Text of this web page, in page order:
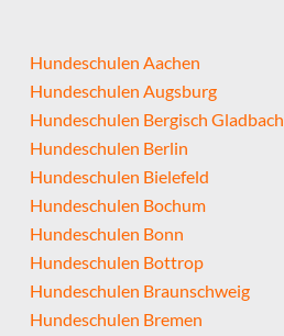
Hundeschulen Aachen
Hundeschulen Augsburg
Hundeschulen Bergisch Gladbach
Hundeschulen Berlin
Hundeschulen Bielefeld
Hundeschulen Bochum
Hundeschulen Bonn
Hundeschulen Bottrop
Hundeschulen Braunschweig
Hundeschulen Bremen